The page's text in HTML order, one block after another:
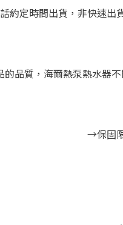
約定時間出貨，非快速出
品質，海爾熱泵熱水器
→保固